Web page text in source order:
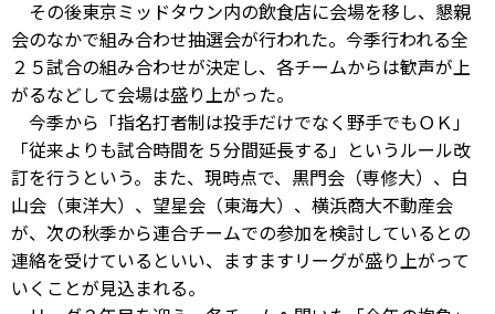
その後東京ミッドタウン内の飲食店に会場を移し、懇親
会のなかで組み合わせ抽選会が行われた。今季行われる全
２５試合の組み合わせが決定し、各チームからは歓声が上
がるなどして会場は盛り上がった。
今季から「指名打者制は投手だけでなく野手でもＯＫ」
「従来よりも試合時間を５分間延長する」というルール改
訂を行うという。また、現時点で、黒門会（専修大）、白
山会（東洋大）、望星会（東海大）、横浜商大不動産会
が、次の秋季から連合チームでの参加を検討しているとの
連絡を受けているといい、ますますリーグが盛り上がって
いくことが見込まれる。